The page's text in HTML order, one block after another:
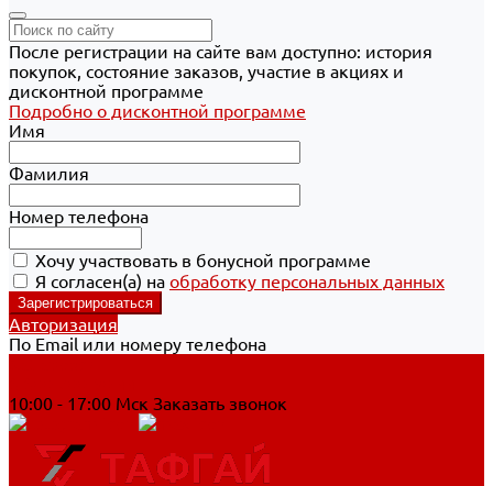
После регистрации на сайте вам доступно: история
покупок, состояние заказов, участие в акциях и
дисконтной программе
Подробно о дисконтной программе
Имя
Фамилия
Номер телефона
Хочу участвовать в бонусной программе
Я согласен(а) на обработку персональных данных
Авторизация
По Email или номеру телефона
10:00 - 17:00 Мск Заказать звонок